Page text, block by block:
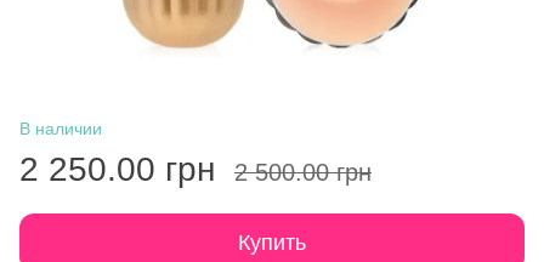
В наличии
2 250.00 грн 2 500.00 грн
Купить